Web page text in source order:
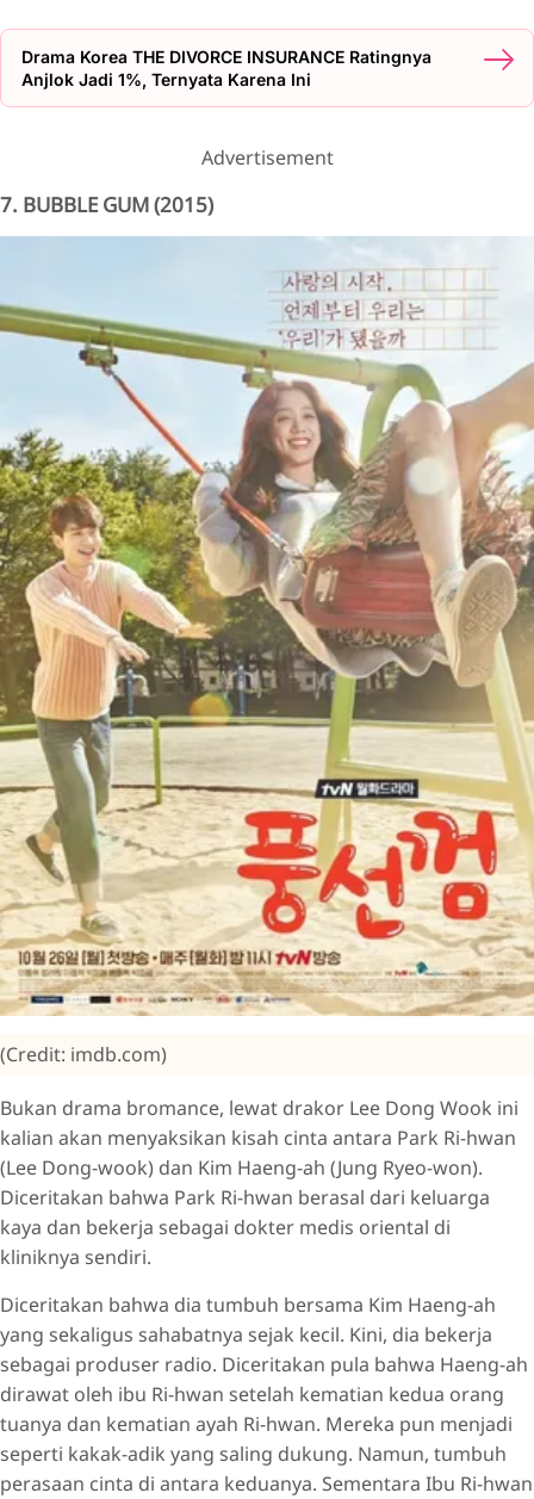
Drama Korea THE DIVORCE INSURANCE Ratingnya
Anjlok Jadi 1%, Ternyata Karena Ini
Advertisement
7. BUBBLE GUM (2015)
(Credit: imdb.com)
Bukan drama bromance, lewat drakor Lee Dong Wook ini
kalian akan menyaksikan kisah cinta antara Park Ri-hwan
(Lee Dong-wook) dan Kim Haeng-ah (Jung Ryeo-won).
Diceritakan bahwa Park Ri-hwan berasal dari keluarga
kaya dan bekerja sebagai dokter medis oriental di
kliniknya sendiri.
Diceritakan bahwa dia tumbuh bersama Kim Haeng-ah
yang sekaligus sahabatnya sejak kecil. Kini, dia bekerja
sebagai produser radio. Diceritakan pula bahwa Haeng-ah
dirawat oleh ibu Ri-hwan setelah kematian kedua orang
tuanya dan kematian ayah Ri-hwan. Mereka pun menjadi
seperti kakak-adik yang saling dukung. Namun, tumbuh
perasaan cinta di antara keduanya. Sementara Ibu Ri-hwan